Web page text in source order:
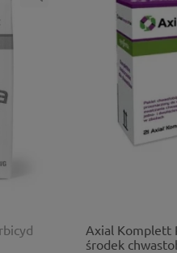
Axial Komplett
środek